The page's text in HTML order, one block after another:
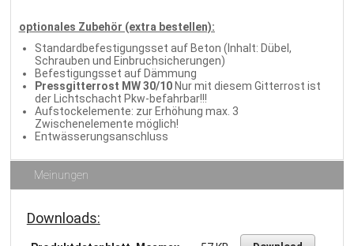
optionales Zubehör (extra bestellen):
Standardbefestigungsset auf Beton (Inhalt: Dübel,
Schrauben und Einbruchsicherungen)
Befestigungsset auf Dämmung
Pressgitterrost MW 30/10 Nur mit diesem Gitterrost ist
der Lichtschacht Pkw-befahrbar!!!
Aufstockelemente: zur Erhöhung max. 3
Zwischenelemente möglich!
Entwässerungsanschluss
Meinungen
Downloads: